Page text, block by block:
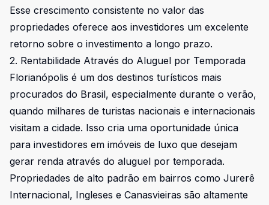
Esse crescimento consistente no valor das
propriedades oferece aos investidores um excelente
retorno sobre o investimento a longo prazo.
2. Rentabilidade Através do Aluguel por Temporada
Florianópolis é um dos destinos turísticos mais
procurados do Brasil, especialmente durante o verão,
quando milhares de turistas nacionais e internacionais
visitam a cidade. Isso cria uma oportunidade única
para investidores em imóveis de luxo que desejam
gerar renda através do aluguel por temporada.
Propriedades de alto padrão em bairros como Jurerê
Internacional, Ingleses e Canasvieiras são altamente